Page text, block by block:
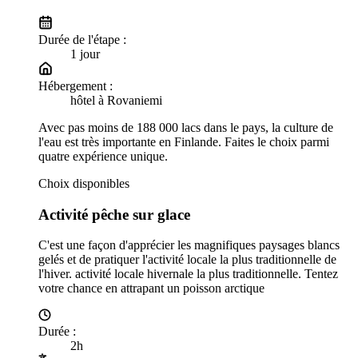
Durée de l'étape :
1 jour
Hébergement :
hôtel à Rovaniemi
Avec pas moins de 188 000 lacs dans le pays, la culture de
l'eau est très importante en Finlande. Faites le choix parmi
quatre expérience unique.
Choix disponibles
Activité pêche sur glace
C'est une façon d'apprécier les magnifiques paysages blancs
gelés et de pratiquer l'activité locale la plus traditionnelle de
l'hiver. activité locale hivernale la plus traditionnelle. Tentez
votre chance en attrapant un poisson arctique
Durée :
2h